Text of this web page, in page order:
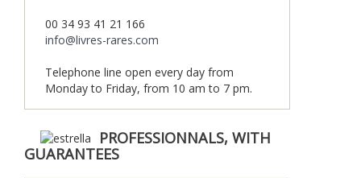
00 34 93 41 21 166
info@livres-rares.com
Telephone line open every day from
Monday to Friday, from 10 am to 7 pm.
PROFESSIONNALS, WITH
GUARANTEES